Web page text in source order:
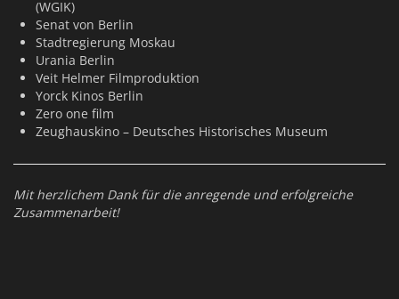
(WGIK)
Senat von Berlin
Stadtregierung Moskau
Urania Berlin
Veit Helmer Filmproduktion
Yorck Kinos Berlin
Zero one film
Zeughauskino – Deutsches Historisches Museum
Mit herzlichem Dank für die anregende und erfolgreiche
Zusammenarbeit!